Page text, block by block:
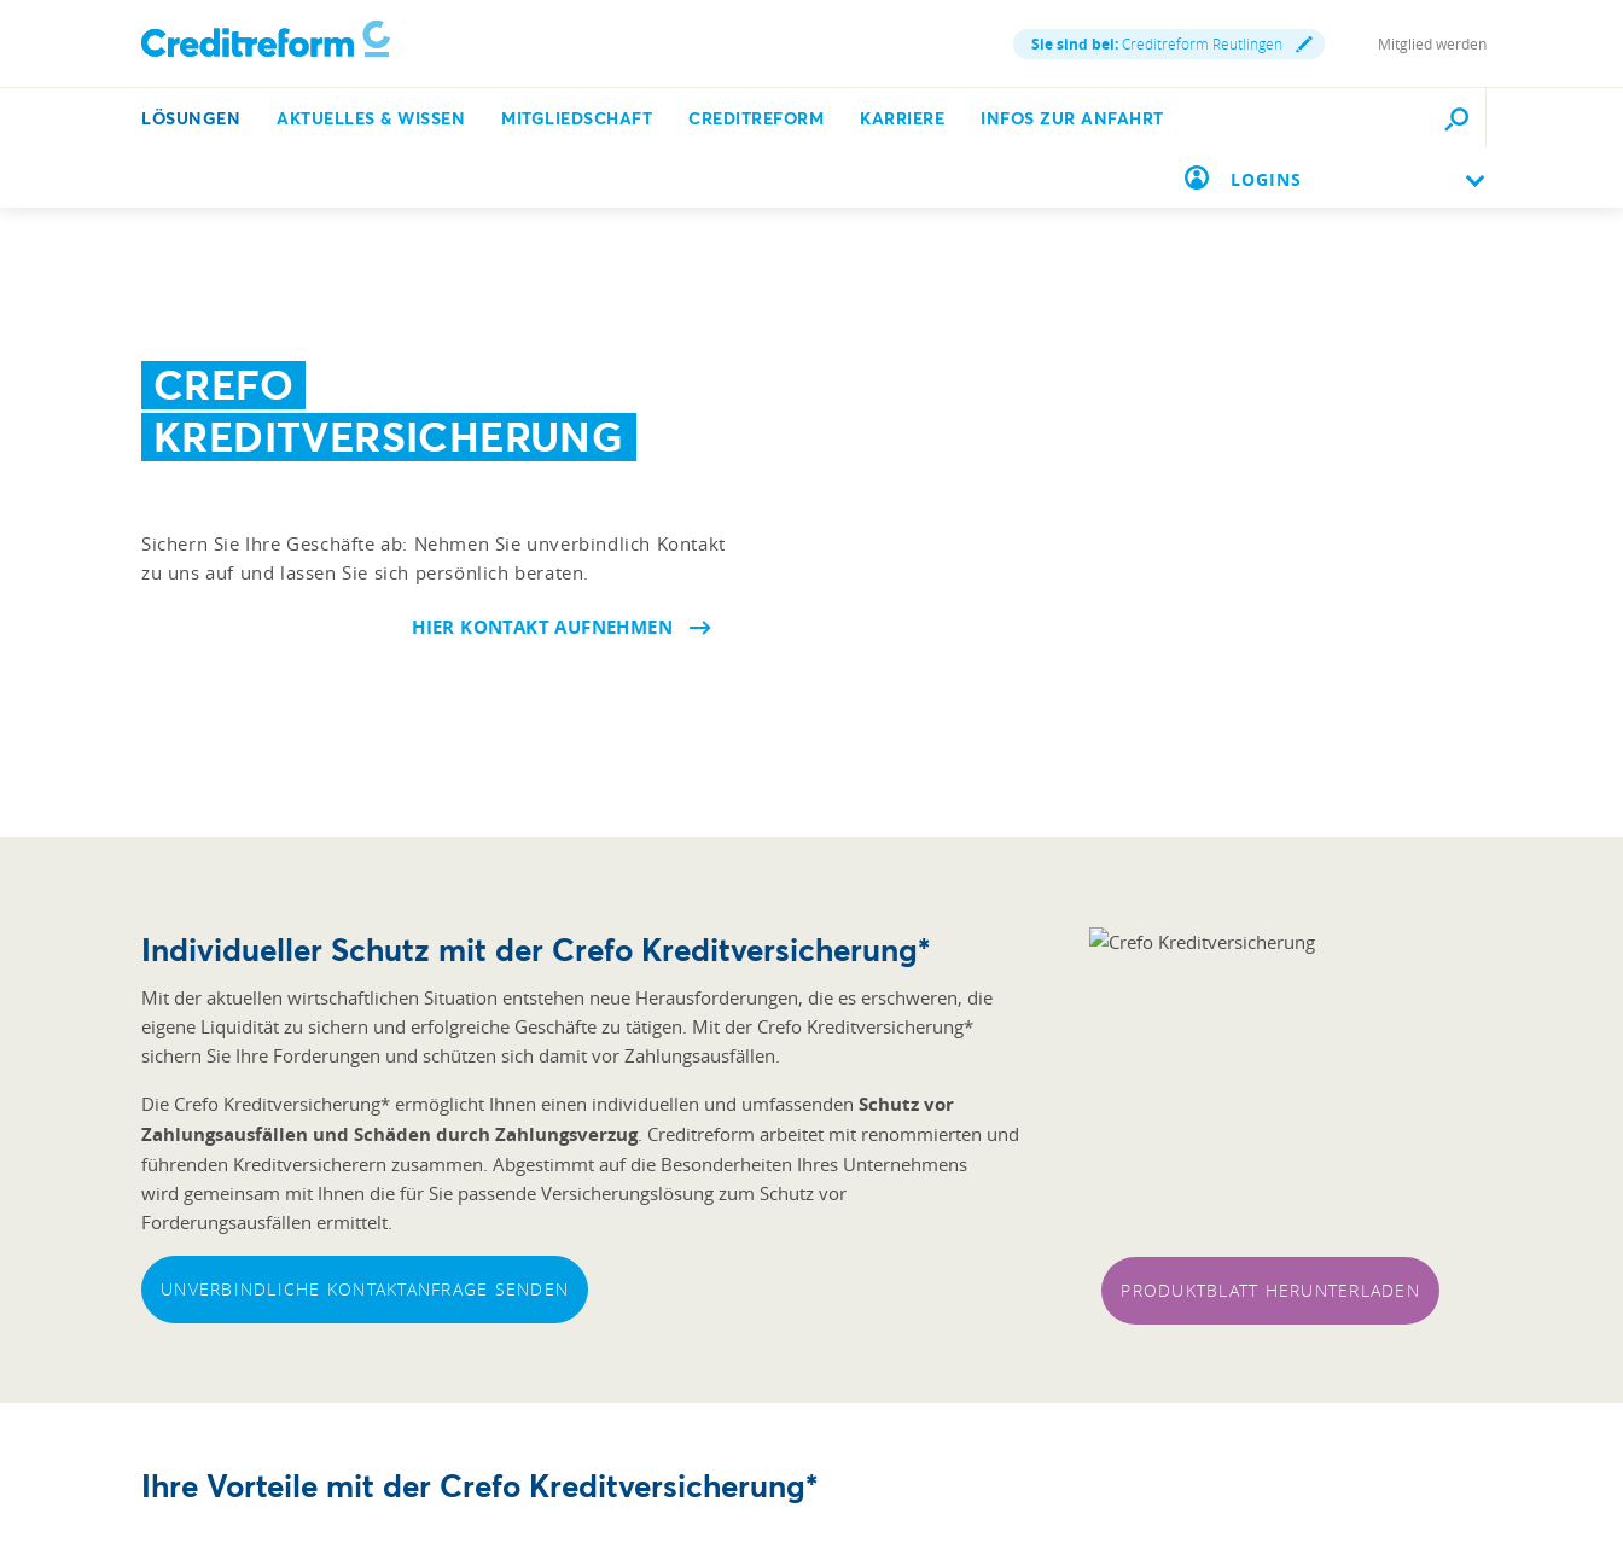
Sie sind bei:Creditreform Reutlingen Mitglied werden
LÖSUNGEN AKTUELLES & WISSEN MITGLIEDSCHAFT CREDITREFORM KARRIERE INFOS ZUR ANFAHRT
LOGINS
CREFO
KREDITVERSICHERUNG
Sichern Sie Ihre Geschäfte ab: Nehmen Sie unverbindlich Kontakt
zu uns auf und lassen Sie sich persönlich beraten.
HIER KONTAKT AUFNEHMEN
Individueller Schutz mit der Crefo Kreditversicherung*
Mit der aktuellen wirtschaftlichen Situation entstehen neue Herausforderungen, die es erschweren, die
eigene Liquidität zu sichern und erfolgreiche Geschäfte zu tätigen. Mit der Crefo Kreditversicherung*
sichern Sie Ihre Forderungen und schützen sich damit vor Zahlungsausfällen.
Die Crefo Kreditversicherung* ermöglicht Ihnen einen individuellen und umfassenden Schutz vor
Zahlungsausfällen und Schäden durch Zahlungsverzug. Creditreform arbeitet mit renommierten und
führenden Kreditversicherern zusammen. Abgestimmt auf die Besonderheiten Ihres Unternehmens
wird gemeinsam mit Ihnen die für Sie passende Versicherungslösung zum Schutz vor
Forderungsausfällen ermittelt.
UNVERBINDLICHE KONTAKTANFRAGE SENDEN PRODUKTBLATT HERUNTERLADEN
Ihre Vorteile mit der Crefo Kreditversicherung*